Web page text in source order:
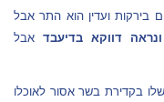
ועדין הוא התר אבל
ונראה דווקא בדיעבד אבל
בקדירת בשר אסור לאוכלו